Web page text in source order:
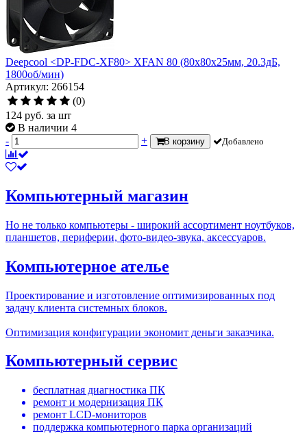
Deepcool <DP-FDC-XF80> XFAN 80 (80x80x25мм, 20.3дБ,
1800об/мин)
Артикул: 266154
(0)
124 руб. за шт
В наличии 4
-
+ В корзину Добавлено
Компьютерный магазин
Но не только компьютеры - широкий ассортимент ноутбуков,
планшетов, периферии, фото-видео-звука, аксессуаров.
Компьютерное ателье
Проектирование и изготовление оптимизированных под
задачу клиента системных блоков.
Оптимизация конфигурации экономит деньги заказчика.
Компьютерный сервис
бесплатная диагностика ПК
ремонт и модернизация ПК
ремонт LCD-мониторов
поддержка компьютерного парка организаций